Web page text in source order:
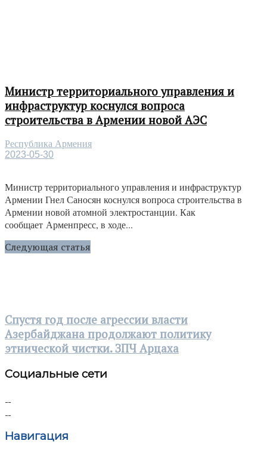
Министр территориального управления и
инфраструктур коснулся вопроса
строительства в Армении новой АЭС
Республика Армения
2023-05-30
Министр территориального управления и инфраструктур
Армении Гнел Саносян коснулся вопроса строительства в
Армении новой атомной электростанции. Как
сообщает Арменпресс, в ходе...
Следующая статья
Спустя год после агрессии власти
Азербайджана продолжают политику
этнической чистки. ЗПЧ Арцаха
Социальные сети
Навигация